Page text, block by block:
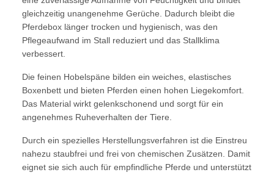
gleichzeitig unangenehme Gerüche. Dadurch bleibt die
Pferdebox länger trocken und hygienisch, was den
Pflegeaufwand im Stall reduziert und das Stallklima
verbessert.
Die feinen Hobelspäne bilden ein weiches, elastisches
Boxenbett und bieten Pferden einen hohen Liegekomfort.
Das Material wirkt gelenkschonend und sorgt für ein
angenehmes Ruheverhalten der Tiere.
Durch ein spezielles Herstellungsverfahren ist die Einstreu
nahezu staubfrei und frei von chemischen Zusätzen. Damit
eignet sie sich auch für empfindliche Pferde und unterstützt